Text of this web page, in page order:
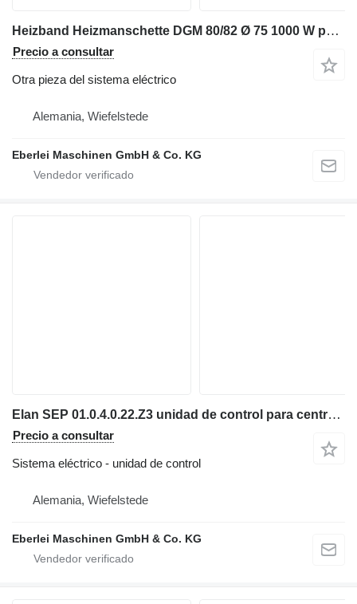
Heizband Heizmanschette DGM 80/82 Ø 75 1000 W para maquinaria para metal
Precio a consultar
Otra pieza del sistema eléctrico
Alemania, Wiefelstede
Eberlei Maschinen GmbH & Co. KG
Elan SEP 01.0.4.0.22.Z3 unidad de control para centro de mecanizado
Precio a consultar
Sistema eléctrico - unidad de control
Alemania, Wiefelstede
Eberlei Maschinen GmbH & Co. KG